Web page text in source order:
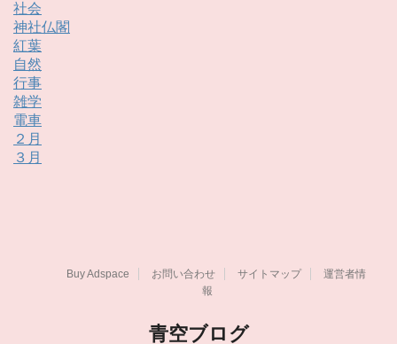
社会
神社仏閣
紅葉
自然
行事
雑学
電車
２月
３月
Buy Adspace お問い合わせ サイトマップ
運営者情
報
青空ブログ